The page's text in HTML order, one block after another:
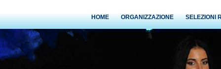
HOME ORGANIZZAZIONE SELEZIONI